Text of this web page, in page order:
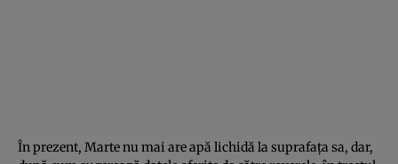
În prezent, Marte nu mai are apă lichidă la suprafaţa sa, dar,